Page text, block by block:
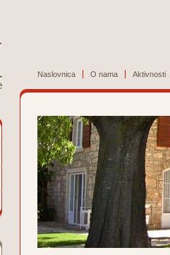
Naslovnica O nama Aktivnosti